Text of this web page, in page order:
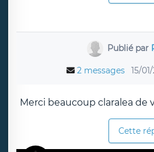
Publié par
2 messages 15/01/
Merci beaucoup claralea de
Cette